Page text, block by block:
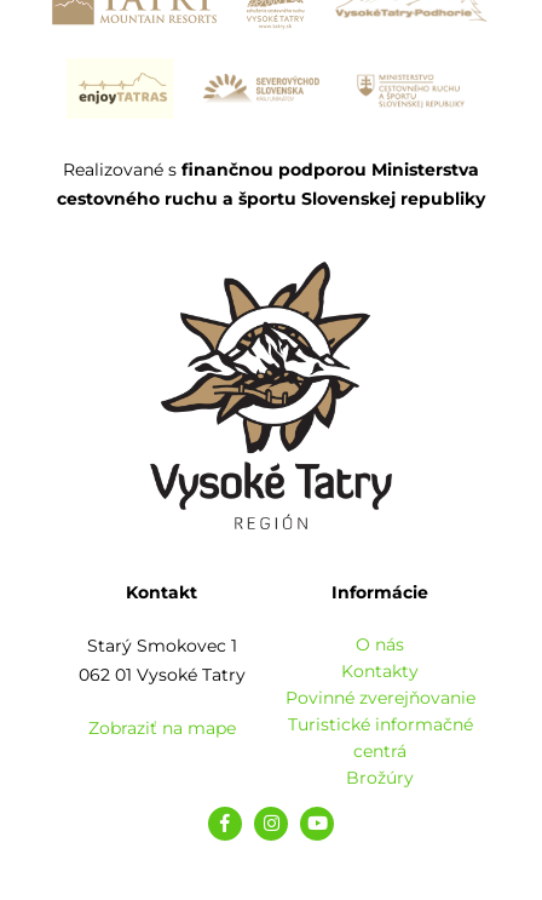
Realizované s finančnou podporou Ministerstva
cestovného ruchu a športu Slovenskej republiky
Kontakt
Starý Smokovec 1
062 01 Vysoké Tatry
Zobraziť na mape
Informácie
O nás
Kontakty
Povinné zverejňovanie
Turistické informačné
centrá
Brožúry